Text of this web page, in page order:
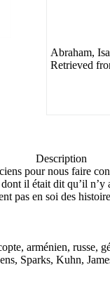
Abraham,
Retrieved
Description
pour nous faire
il était dit qu’il
pas en soi des
arménien,
Sparks, Kuhn,